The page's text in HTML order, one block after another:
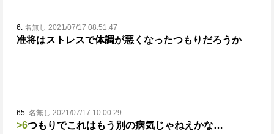
6: 名無し 2021/07/17 08:51:47
准将はストレスで体調が悪くなったつもりだろうか
65: 名無し 2021/07/17 10:00:29
>6つもりでこれはもう別の病気じゃねえかな…